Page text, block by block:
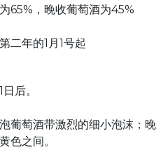
65%，晚收葡萄酒为45%
二年的1月1号起
后。
葡萄酒带激烈的细小泡沫；晚
色之间。